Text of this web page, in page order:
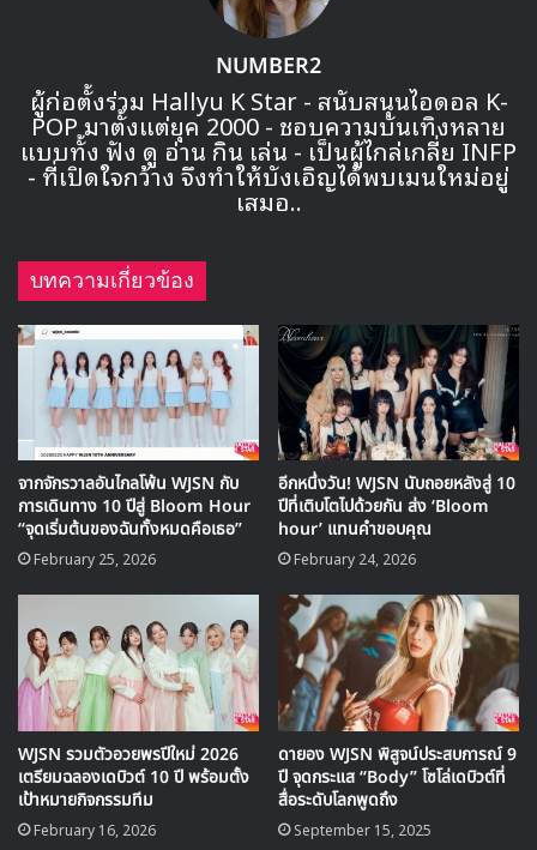
🎙GYUBIN ปลื้มเมืองไทยขนาดไหน? ถึงกลับมาถ่าย
MV เพลงใหม่ LIKE U 100 ที่กรุงเทพ
▶ คลิกดูสัมภาษณ์พิเศษ
รอบที่ 3 หน้ากาก ‘ราชินีดิสโก้’ มาในเพลง ‘Between the
lips (50cm)’ ของ IU และเธอยังคงทำการแสดงผ่านโชว์ที่เต็ม
ไปด้วยคาริสม่า ซึ่งยืนยันได้เป็นอย่างดีว่าเธอสามารถทำได้ดีทั้ง
การร้องและการแรป ซึ่ง ยุนซัง หนึ่งในกรรมการรอบนี้ได้บอก
ว่า “ถ้า หน้ากาก ‘ราชินีดิสโก้’ เป็นสมาชิกวงเกิร์ลกรุป เธอจะ
ต้องสร้างมิติของเธอเองในเพลงเหล่านั้นแน่ๆ”
NUMBER2
ผู้ก่อตั้งร่วม Hallyu K Star - สนับสนุนไอดอล K-
POP มาตั้งแต่ยุค 2000 - ชอบความบันเทิงหลาย
แบบทั้ง ฟัง ดู อ่าน กิน เล่น - เป็นผู้ไกล่เกลี่ย INFP
- ที่เปิดใจกว้าง จึงทำให้บังเอิญได้พบเมนใหม่อยู่
เสมอ..
บทความเกี่ยวข้อง
จากจักรวาลอันไกลโพ้น WJSN กับ
การเดินทาง 10 ปีสู่ Bloom Hour
“จุดเริ่มต้นของฉันทั้งหมดคือเธอ”
February 25, 2026
อีกหนึ่งวัน! WJSN นับถอยหลังสู่ 10
ปีที่เติบโตไปด้วยกัน ส่ง ‘Bloom
hour’ แทนคำขอบคุณ
February 24, 2026
WJSN รวมตัวอวยพรปีใหม่ 2026
เตรียมฉลองเดบิวต์ 10 ปี พร้อมตั้ง
เป้าหมายกิจกรรมทีม
February 16, 2026
ดายอง WJSN พิสูจน์ประสบการณ์ 9
ปี จุดกระแส “Body” โซโล่เดบิวต์ที่
สื่อระดับโลกพูดถึง
September 15, 2025